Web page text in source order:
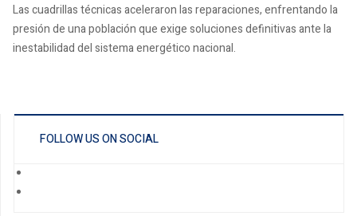
Las cuadrillas técnicas aceleraron las reparaciones, enfrentando la
presión de una población que exige soluciones definitivas ante la
inestabilidad del sistema energético nacional.
FOLLOW US ON SOCIAL